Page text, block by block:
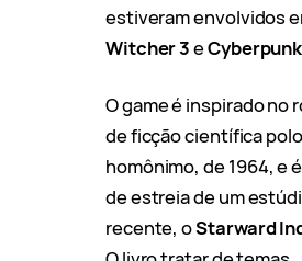
estiveram envolvidos
Witcher 3e
O game é inspirado no
de ficção científica
homônimo, de 1964, e
de estreia de um
recente, oStarward